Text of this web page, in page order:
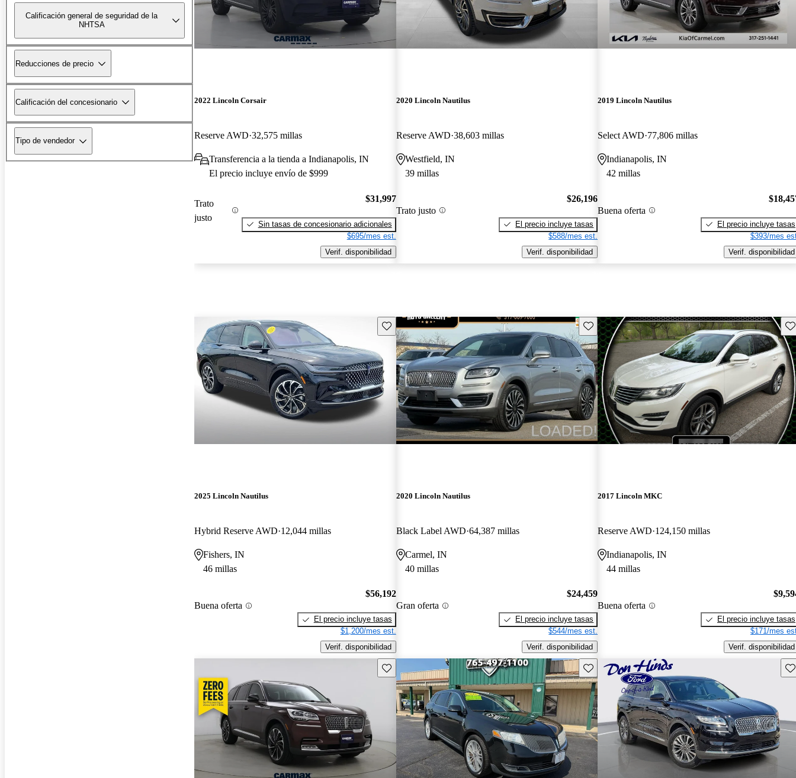
Calificación general de seguridad de la
NHTSA
Reducciones de precio
Calificación del concesionario
Tipo de vendedor
2022 Lincoln Corsair
Reserve AWD 32,575 millas
Transferencia a la tienda a Indianapolis, IN
El precio incluye envío de $999
Trato
justo
$31,997
Sin tasas de concesionario adicionales
$695/mes est.
Verif. disponibilidad
2020 Lincoln Nautilus
Reserve AWD 38,603 millas
Westfield, IN
39 millas
Trato justo
$26,196
El precio incluye tasas
$588/mes est.
Verif. disponibilidad
2019 Lincoln Nautilus
Select AWD 77,806 millas
Indianapolis, IN
42 millas
Buena oferta
El precio incluye tasas
$393/mes
Verif. disponibilidad
Guarda este Aviso
2025 Lincoln Nautilus
Hybrid Reserve AWD 12,044 millas
Fishers, IN
46 millas
Buena oferta
$56,192
El precio incluye tasas
$1,200/mes est.
Verif. disponibilidad
Guarda este Aviso
2020 Lincoln Nautilus
Black Label AWD 64,387 millas
Carmel, IN
40 millas
Gran oferta
$24,459
El precio incluye tasas
$544/mes est.
Verif. disponibilidad
2017 Lincoln MKC
Reserve AWD 124,150 millas
Indianapolis, IN
44 millas
Buena oferta
El precio incluye tasas
$171/mes
Verif. disponibilidad
Guarda este Aviso Guarda este Aviso